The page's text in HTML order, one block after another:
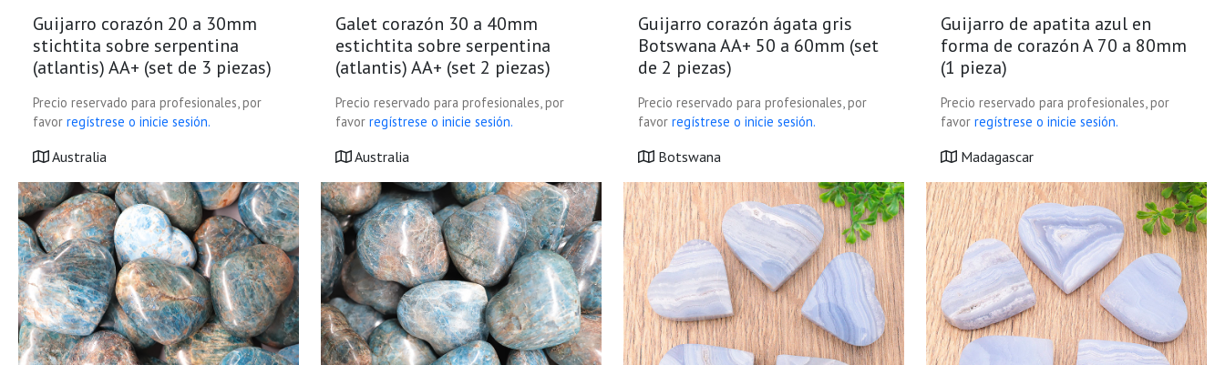
Guijarro corazón 20 a 30mm
stichtita sobre serpentina
(atlantis) AA+ (set de 3 piezas)
Precio reservado para profesionales, por
favor regístrese o inicie sesión.
Australia
Galet corazón 30 a 40mm
estichtita sobre serpentina
(atlantis) AA+ (set 2 piezas)
Precio reservado para profesionales, por
favor regístrese o inicie sesión.
Australia
Guijarro corazón ágata gris
Botswana AA+ 50 a 60mm (set
de 2 piezas)
Precio reservado para profesionales, por
favor regístrese o inicie sesión.
Botswana
Guijarro de apatita azul en
forma de corazón A 70 a 80mm
(1 pieza)
Precio reservado para profesionales, por
favor regístrese o inicie sesión.
Madagascar